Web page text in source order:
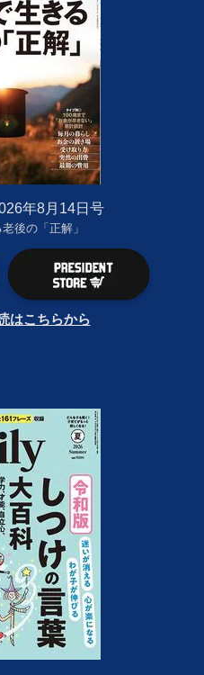
年8月14日号
後の「正解」
はこちらから